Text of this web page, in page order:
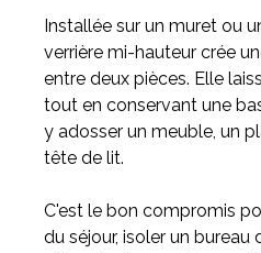
Installée sur un muret ou
verrière mi-hauteur crée
entre deux pièces. Elle
tout en conservant une
y adosser un meuble, un
tête de lit.
C'est le bon compromis
du séjour, isoler un